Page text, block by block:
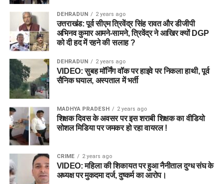
DEHRADUN 2 years ago
उत्तराखंड: पूर्व सीएम त्रिवेंद्र सिंह रावत और डीजीपी
अभिनव कुमार आमने-सामने, त्रिवेंद्र ने आखिर क्यों DGP
को दी हद में रहने की सलाह ?
DEHRADUN 2 years ago
VIDEO: सुबह मॉर्निंग वॉक पर हाइवे पर निकला हाथी, पूर्व
सैनिक घयाल, अस्पताल में भर्ती
MADHYA PRADESH 2 years ago
शिक्षक दिवस के अवसर पर इस शराबी शिक्षक का वीडियो
सोशल मिडिया पर जमकर हो रहा वायरल !
CRIME 2 years ago
VIDEO: महिला की शिकायत पर हुआ नैनीताल दुग्ध संघ के
अध्यक्ष पर मुकदमा दर्ज, दुष्कर्म का आरोप।